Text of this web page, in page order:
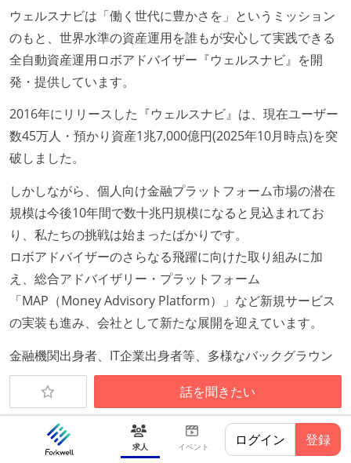
求人 イベント ログイン 登録
入社時には、各自希望のスペックの PC やディスプレ
イが支給される
希望者には定価 6 万円以上のオフィスチェアが支給さ
れる
職業安定法に対応する記載事項
受動喫煙防止措置：屋内禁煙（屋内に喫煙可能室設
置）
ウェルスナビは「働く世代に豊かさを」というミッション
のもと、世界水準の資産運用を誰もが安心して実践できる
全自動資産運用ロボアドバイザー『ウェルスナビ』を開
発・提供しています。
2016年にリリースした『ウェルスナビ』は、現在ユーザー
数45万人・預かり資産1兆7,000億円(2025年10月時点)を突
破しました。
しかしながら、個人向け金融プラットフォーム市場の潜在
規模は今後10年間で数十兆円規模になると見込まれてお
り、私たちの挑戦は始まったばかりです。
ロボアドバイザーのさらなる飛躍に向けた取り組みに加
え、総合アドバイザリー・プラットフォーム
「MAP（Money Advisory Platform）」など新規サービス
の実装も進み、会社として新たな展開を迎えています。
金融機関出身者、IT企業出身者等、多様なバックグラウン
ドのメンバーが集う「"ものづくりする"金融機関」とし
て、今後もチーム一丸でミッションの実現に邁進していき
ます。
話を聞きたい